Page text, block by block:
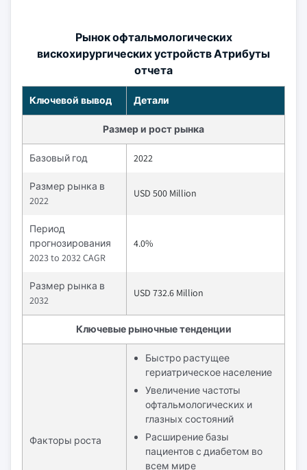
Рынок офтальмологических
вискохирургических устройств Атрибуты
отчета
Ключевой вывод Детали
Размер и рост рынка
Базовый год 2022
Размер рынка в
2022
USD 500 Million
Период
прогнозирования
2023 to 2032 CAGR
4.0%
Размер рынка в
2032
USD 732.6 Million
Ключевые рыночные тенденции
Факторы роста
Быстро растущее
гериатрическое население
Увеличение частоты
офтальмологических и
глазных состояний
Расширение базы
пациентов с диабетом во
всем мире